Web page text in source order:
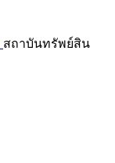
สถาบันทรัพย์สิน